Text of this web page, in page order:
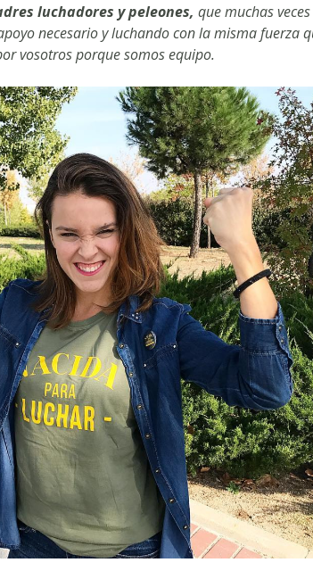
luchadores y peleones, que muchas
necesario y luchando con la misma fuerza
vosotros porque somos equipo.